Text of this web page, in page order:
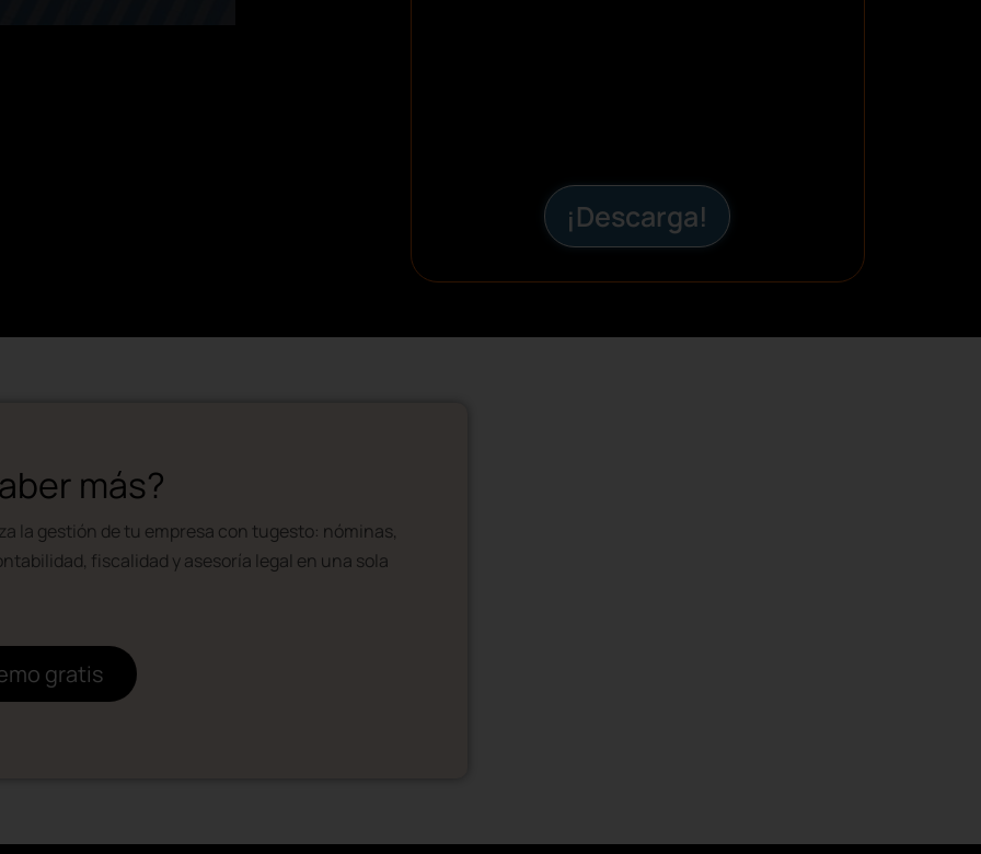
¡Descarga!
más?
la gestión de tu empresa con tugesto: nóminas,
fiscalidad y asesoría legal en una sola
gratis